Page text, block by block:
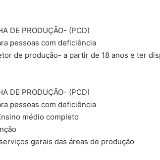
DE PRODUÇÃO- (PCD)
pessoas com deficiência
de produção- a partir de 18 anos e ter
DE PRODUÇÃO- (PCD)
pessoas com deficiência
médio completo
gerais das áreas de produção